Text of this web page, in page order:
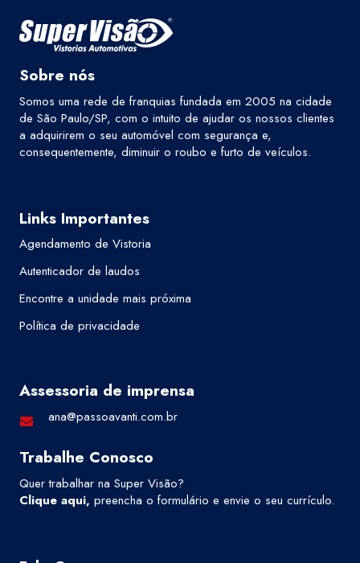
Sobre nós
Somos uma rede de franquias fundada em 2005 na cidade
de São Paulo/SP, com o intuito de ajudar os nossos clientes
a adquirirem o seu automóvel com segurança e,
consequentemente, diminuir o roubo e furto de veículos.
Links Importantes
Agendamento de Vistoria
Autenticador de laudos
Encontre a unidade mais próxima
Política de privacidade
Assessoria de imprensa
ana@passoavanti.com.br
Trabalhe Conosco
Quer trabalhar na Super Visão?
Clique aqui, preencha o formulário e envie o seu currículo.